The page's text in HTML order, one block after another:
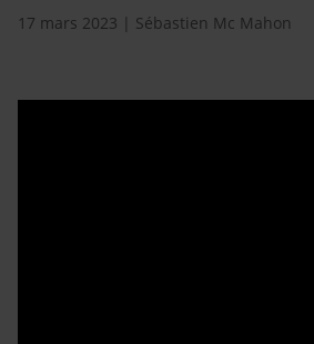
17 mars 2023 | Sébastien Mc Mahon